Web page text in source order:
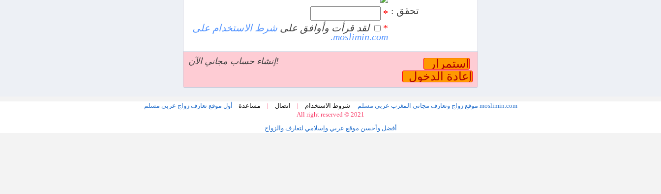
*
: تحقق
*
لقد قرأت وأوافق على شرط الاستخدام على
moslimin.com.
إنشاء حساب مجاني الآن!
moslimin.com موقع زواج وتعارف مجاني المغرب عربي مسلم شروط الاستخدام | اتصال | مساعدة أول موقع تعارف زواج عربي مسلم
All right reserved © 2021
أفضل وأحسن موقع عربي وإسلامي لتعارف والزواج